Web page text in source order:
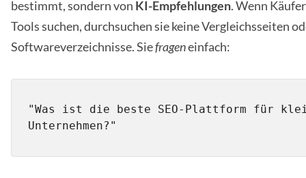
bestimmt, sondern von KI-Empfehlungen. Wenn
Tools suchen, durchsuchen sie keine Vergleichsseiten
Softwareverzeichnisse. Siefrageneinfach:
"Was ist die beste SEO-Plattform für